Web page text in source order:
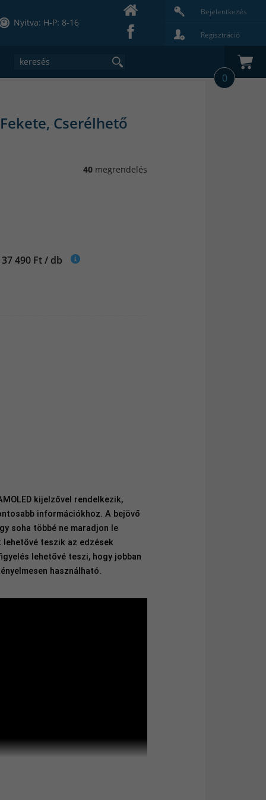
Bejelentkezés
Regisztráció
Nyitva: H-P: 8-16
0
Cserélhető
40 megrendelés
490 Ft / db
kijelzővel rendelkezik,
információkhoz. A bejövő
soha többé ne maradjon le
teszik az edzések
lehetővé teszi, hogy jobban
használható.